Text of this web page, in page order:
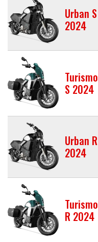
Urban S
2024
Turismo
S 2024
Urban R
2024
Turismo
R 2024